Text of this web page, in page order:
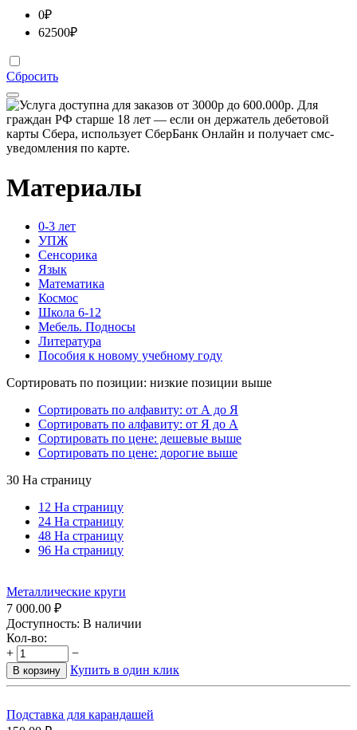
0₽
62500₽
Сбросить
Материалы
0-3 лет
УПЖ
Сенсорика
Язык
Математика
Космос
Школа 6-12
Мебель. Подносы
Литература
Пособия к новому учебному году
Сортировать по позиции: низкие позиции выше
Сортировать по алфавиту: от А до Я
Сортировать по алфавиту: от Я до А
Сортировать по цене: дешевые выше
Сортировать по цене: дорогие выше
30 На страницу
12 На страницу
24 На страницу
48 На страницу
96 На страницу
Металлические круги
7 000.00 ₽
Доступность: В наличии
Кол-во:
+
−
В корзину Купить в один клик
Подставка для карандашей